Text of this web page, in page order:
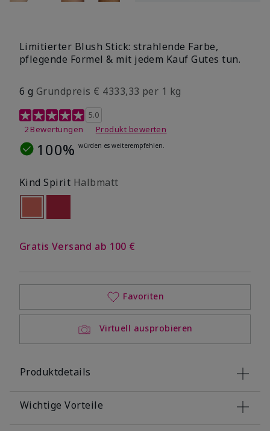
Limitierter Blush Stick: strahlende Farbe,
pflegende Formel & mit jedem Kauf Gutes tun.
6 g Grundpreis € 4333,33 per 1 kg
4,2 out of 5 Customer Rating
5.0
2 Bewertungen
Produkt bewerten
100% würden es weiterempfehlen.
Kind Spirit Halbmatt
selected
Out of stock
Gratis Versand ab 100 €
Virtuell ausprobieren
Favoriten
Produktdetails
Wichtige Vorteile